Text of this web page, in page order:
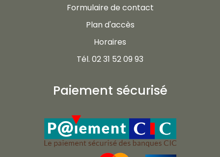
Formulaire de contact
Plan d'accès
Horaires
Tél. 02 31 52 09 93
Paiement sécurisé